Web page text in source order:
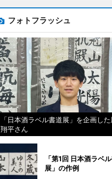
フォトフラッシュ
「日本酒ラベル書道展」を企画し
翔平さん
「第1回 日本酒ラベ
展」の作例